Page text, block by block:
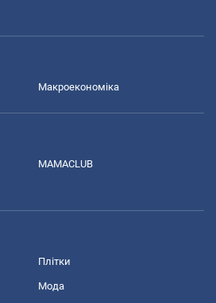
Макроекономіка
MAMACLUB
Плітки
Мода